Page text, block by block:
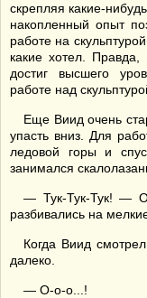
скрепляя какие-
накопленный опыт
работе на
какие хотел. Правда,
достиг высшего
работе над
Еще Виид очень
упасть вниз. Для
ледовой горы и
занимался
— Тук-Тук-Тук! —
разбивались на
Когда Виид
далеко.
— О-о-о...!